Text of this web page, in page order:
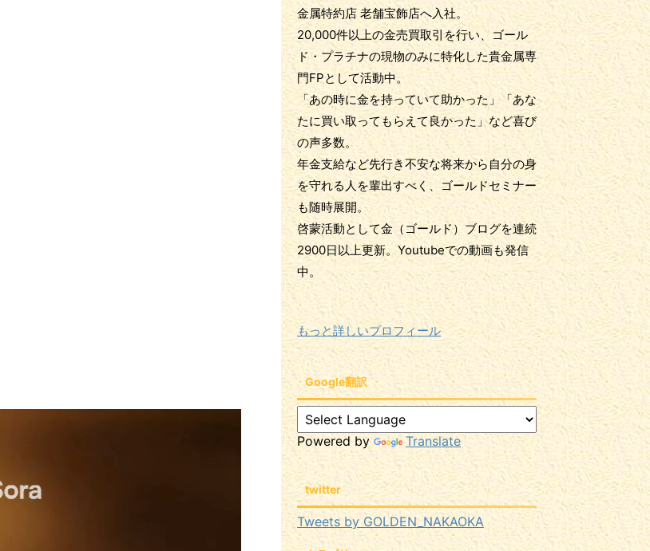
金属特約店 老舗宝飾店へ入社。
20,000件以上の金売買取引を行い、ゴール
ド・プラチナの現物のみに特化した貴金属専
門FPとして活動中。
「あの時に金を持っていて助かった」「あな
たに買い取ってもらえて良かった」など喜び
の声多数。
年金支給など先行き不安な将来から自分の身
を守れる人を輩出すべく、ゴールドセミナー
も随時展開。
啓蒙活動として金（ゴールド）ブログを連続
2900日以上更新。Youtubeでの動画も発信
中。
もっと詳しいプロフィール
Google翻訳
Powered by Translate
twitter
Tweets by GOLDEN_NAKAOKA